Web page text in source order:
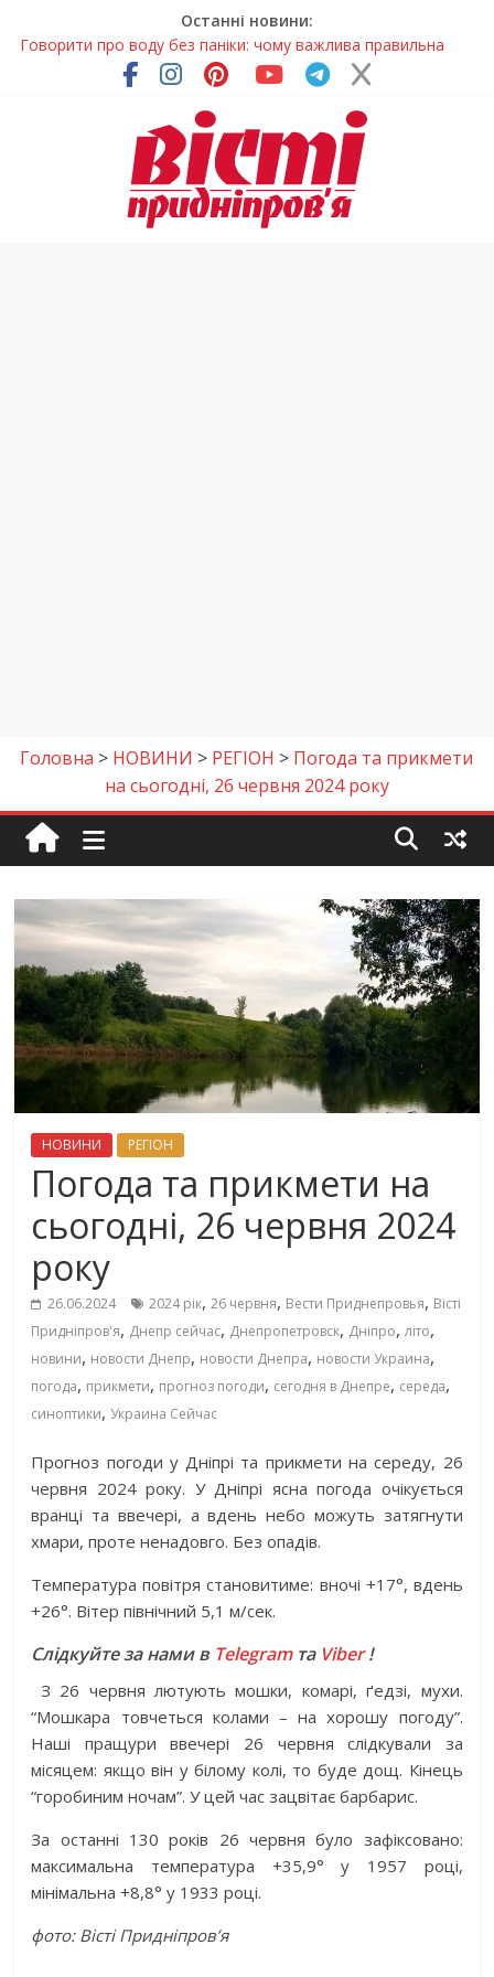
Останні новини:
Говорити про воду без паніки: чому важлива правильна
Лікар – на екрані: Як працюють телемедичні центри на
У Дніпрі триває масштабна підготовка до опалювального
Пошуки тривають: на Дніпропетровщині досліджують місце
розташування легендарного монастиря (Фото)
Головна > НОВИНИ > РЕГІОН > Погода та прикмети
на сьогодні, 26 червня 2024 року
НОВИНИ РЕГІОН
Погода та прикмети на
сьогодні, 26 червня 2024
року
26.06.2024 2024 рік,26 червня, Вести Приднепровья, Вісті
Придніпров'я, Днепр сейчас, Днепропетровск, Дніпро,літо,
новини, новости Днепр, новости Днепра, новости Украина,
погода, прикмети, прогноз погоди, сегодня в Днепре, середа,
синоптики, Украина Сейчас
Прогноз погоди у Дніпрі та прикмети на середу, 26
червня 2024 року. У Дніпрі ясна погода очікується
вранці та ввечері, а вдень небо можуть затягнути
хмари, проте ненадовго. Без опадів.
Температура повітря становитиме: вночі +17°, вдень
+26°. Вітер північний 5,1 м/сек.
Слідкуйте за нами в Telegramта Viber!
З 26 червня лютують мошки, комарі, ґедзі, мухи.
“Мошкара товчеться колами – на хорошу погоду”.
Наші пращури ввечері 26 червня слідкували за
місяцем: якщо він у білому колі, то буде дощ. Кінець
“горобиним ночам”. У цей час зацвітає барбарис.
За останні 130 років 26 червня було зафіксовано:
максимальна температура +35,9° у 1957 році,
мінімальна +8,8° у 1933 році.
фото: Вісті Придніпров’я